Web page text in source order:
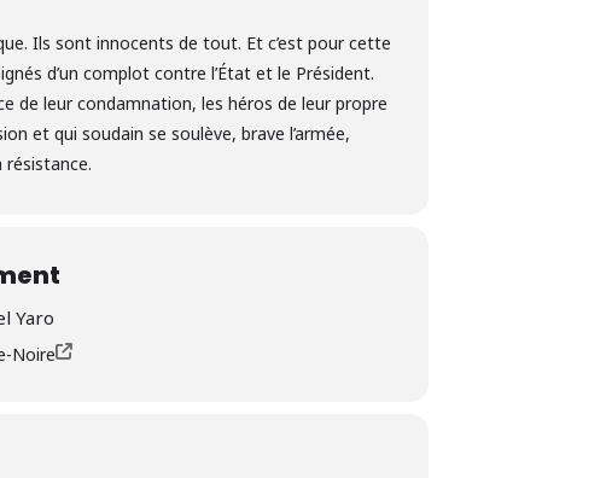
Ils sont innocents de tout. Et c’est pour cette
d’un complot contre l’État et le Président.
de leur condamnation, les héros de leur propre
et qui soudain se soulève, brave l’armée,
résistance.
Yaro
Noire